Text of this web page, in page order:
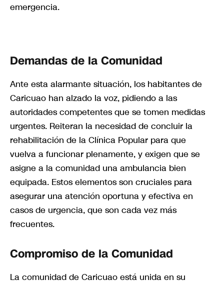
emergencia.
Demandas de la Comunidad
Ante esta alarmante situación, los habitantes de
Caricuao han alzado la voz, pidiendo a las
autoridades competentes que se tomen medidas
urgentes. Reiteran la necesidad de concluir la
rehabilitación de la Clínica Popular para que
vuelva a funcionar plenamente, y exigen que se
asigne a la comunidad una ambulancia bien
equipada. Estos elementos son cruciales para
asegurar una atención oportuna y efectiva en
casos de urgencia, que son cada vez más
frecuentes.
Compromiso de la Comunidad
La comunidad de Caricuao está unida en su